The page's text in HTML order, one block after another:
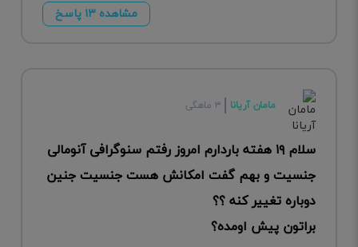
مشاهده ۱۳ پاسخ
مامان آریانا ۳ ماهگی
سلام ۱۹ هفته باردارم امروز رفتم سنوگرافی آنومالی
جنسیت و بهم گفت امکانش هست جنسیت جنین
دوباره تغییر کنه ؟؟
براتون پیش اومده؟